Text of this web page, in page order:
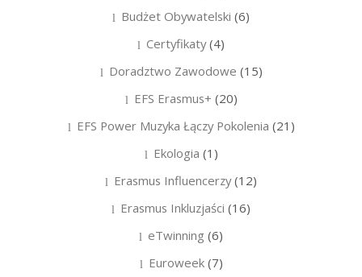
Budżet Obywatelski (6)
Certyfikaty(4)
Doradztwo Zawodowe (15)
EFS Erasmus+ (20)
EFS Power Muzyka Łączy Pokolenia (21)
Ekologia (1)
Erasmus Influencerzy(12)
Erasmus Inkluzjaści (16)
eTwinning (6)
Euroweek(7)